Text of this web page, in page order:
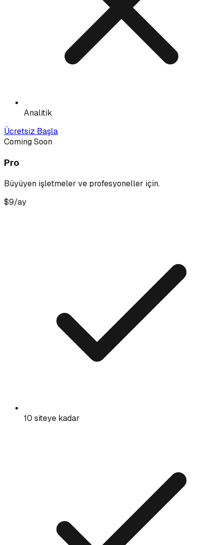
Analitik
Ücretsiz Başla
Coming Soon
Pro
Büyüyen işletmeler ve profesyoneller için.
$9/ay
10 siteye kadar